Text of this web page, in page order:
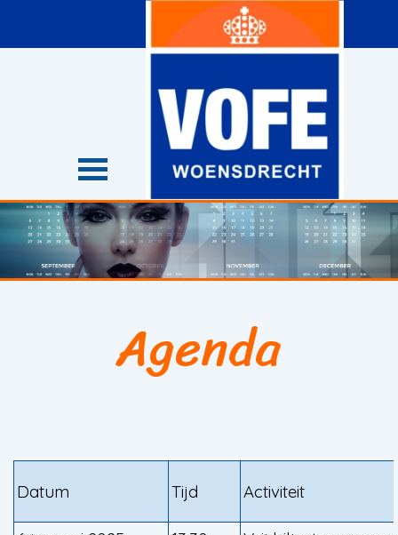
Menu overslaan
Agenda
Datum Tijd Activiteit